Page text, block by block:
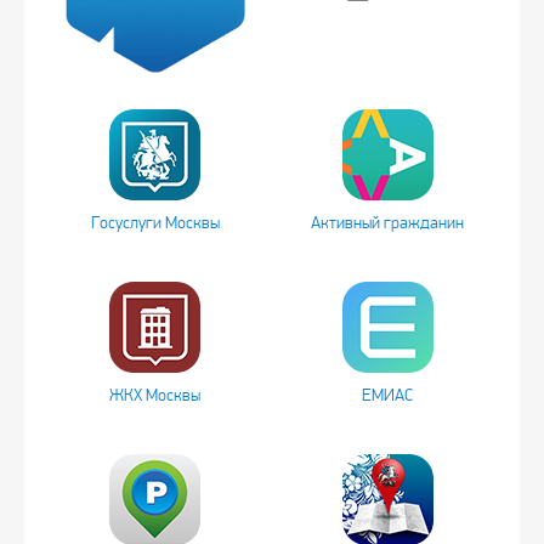
Госуслуги Москвы Активный гражданин
ЖКХ Москвы ЕМИАС